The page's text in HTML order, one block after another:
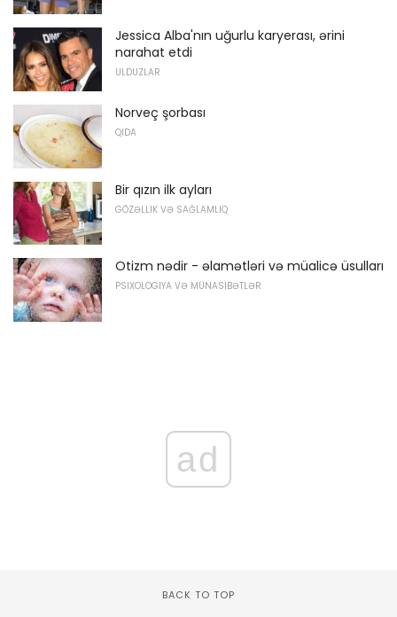
Jessica Alba'nın uğurlu karyerası, ərini
narahat etdi
ULDUZLAR
Norveç şorbası
QIDA
Bir qızın ilk ayları
GÖZƏLLIK VƏ SAĞLAMLIQ
Otizm nədir - əlamətləri və müalicə üsulları
PSIXOLOGIYA VƏ MÜNASIBƏTLƏR
ad
BACK TO TOP